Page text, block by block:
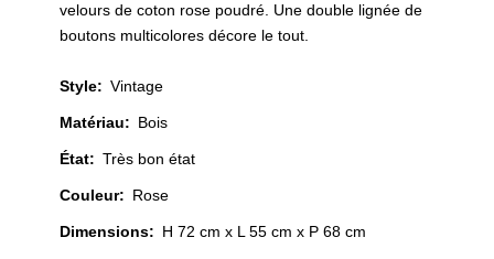
velours de coton rose poudré. Une double lignée de
boutons multicolores décore le tout.
Style: Vintage
Matériau: Bois
État: Très bon état
Couleur: Rose
Dimensions: H 72 cm x L 55 cm x P 68 cm